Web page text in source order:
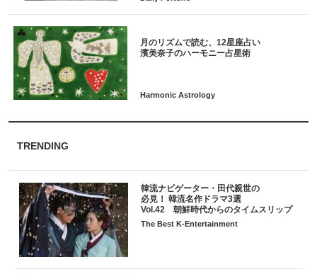
月のリズムで読む、12星座占い
TRENDING
韓流ナビゲーター・田代親世の
必見！ 韓流名作ドラマ3選
Vol.42 朝鮮時代からのタイムスリップ
The Best K-Entertainment